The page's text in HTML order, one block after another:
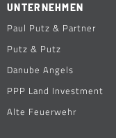
UNTERNEHMEN
Paul Putz & Partner
Putz & Putz
Danube Angels
PPP Land Investment
Alte Feuerwehr